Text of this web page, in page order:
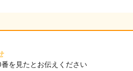
を見たとお伝えください